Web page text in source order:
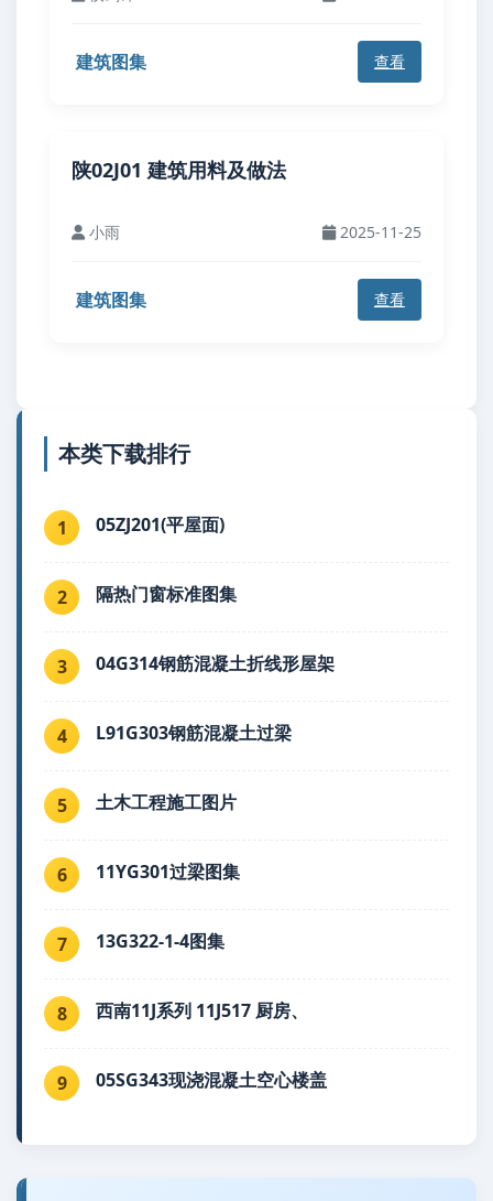
建筑图集 查看
陕02J01 建筑用料及做法
小雨 2025-11-25
建筑图集 查看
本类下载排行
1 05ZJ201(平屋面)
2 隔热门窗标准图集
3 04G314钢筋混凝土折线形屋架
4 L91G303钢筋混凝土过梁
5 土木工程施工图片
6 11YG301过梁图集
7 13G322-1-4图集
8 西南11J系列 11J517 厨房、
9 05SG343现浇混凝土空心楼盖